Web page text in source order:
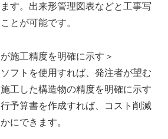
す。出来形管理図表などと工事写
とが可能です。
施工精度を明確に示す＞
フトを使用すれば、発注者が望む
工した構造物の精度を明確に示す
予算書を作成すれば、コスト削減
にできます。